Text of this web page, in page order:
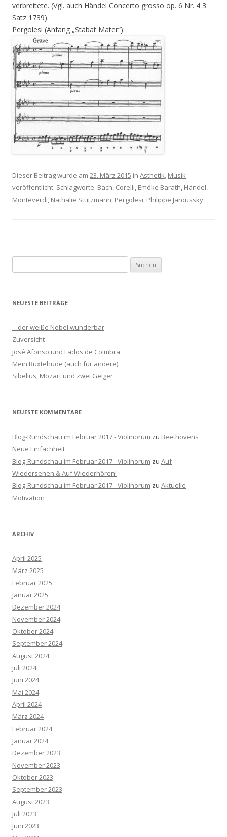
verbreitete. (Vgl. auch Händel Concerto grosso op. 6 Nr. 4 3.
Satz 1739).
Pergolesi (Anfang „Stabat Mater“):
Dieser Beitrag wurde am 23. März 2015 in Ästhetik, Musik
veröffentlicht. Schlagworte: Bach, Corelli, Emöke Barath, Händel,
Monteverdi, Nathalie Stutzmann, Pergolesi, Philippe Jaroussky.
u
h
n
a
c
h
NEUESTE BEITRÄGE
…der weiße Nebel wunderbar
Zuversicht
José Afonso und Fados de Coimbra
Mein Buxtehude (auch für andere)
Sibelius, Mozart und zwei Geiger
NEUESTE KOMMENTARE
Blog-Rundschau im Februar 2017 - Violinorum zu Beethovens
Neue Einfachheit
Blog-Rundschau im Februar 2017 - Violinorum zu Auf
Wiedersehen & Auf Wiederhören!
Blog-Rundschau im Februar 2017 - Violinorum zu Aktuelle
Motivation
ARCHIV
April 2025
März 2025
Februar 2025
Januar 2025
Dezember 2024
November 2024
Oktober 2024
September 2024
August 2024
Juli 2024
Juni 2024
Mai 2024
April 2024
März 2024
Februar 2024
Januar 2024
Dezember 2023
November 2023
Oktober 2023
September 2023
August 2023
Juli 2023
Juni 2023